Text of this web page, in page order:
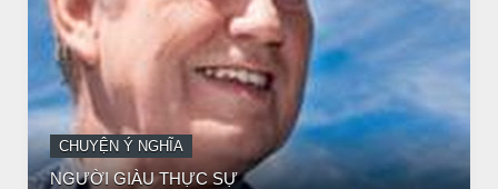
CHUYỆN Ý NGHĨA
CÔ BÉ BÁN DIÊM